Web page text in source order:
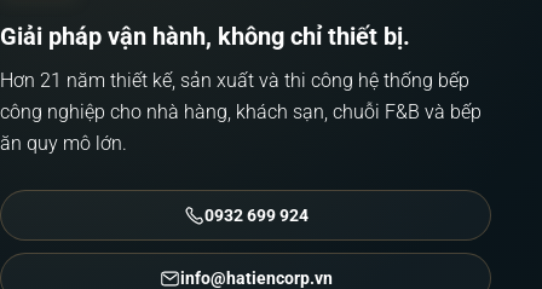
Giải pháp vận hành, không chỉ thiết bị.
Hơn 21 năm thiết kế, sản xuất và thi công hệ thống bếp
công nghiệp cho nhà hàng, khách sạn, chuỗi F&B và bếp
ăn quy mô lớn.
0932 699 924
info@hatiencorp.vn